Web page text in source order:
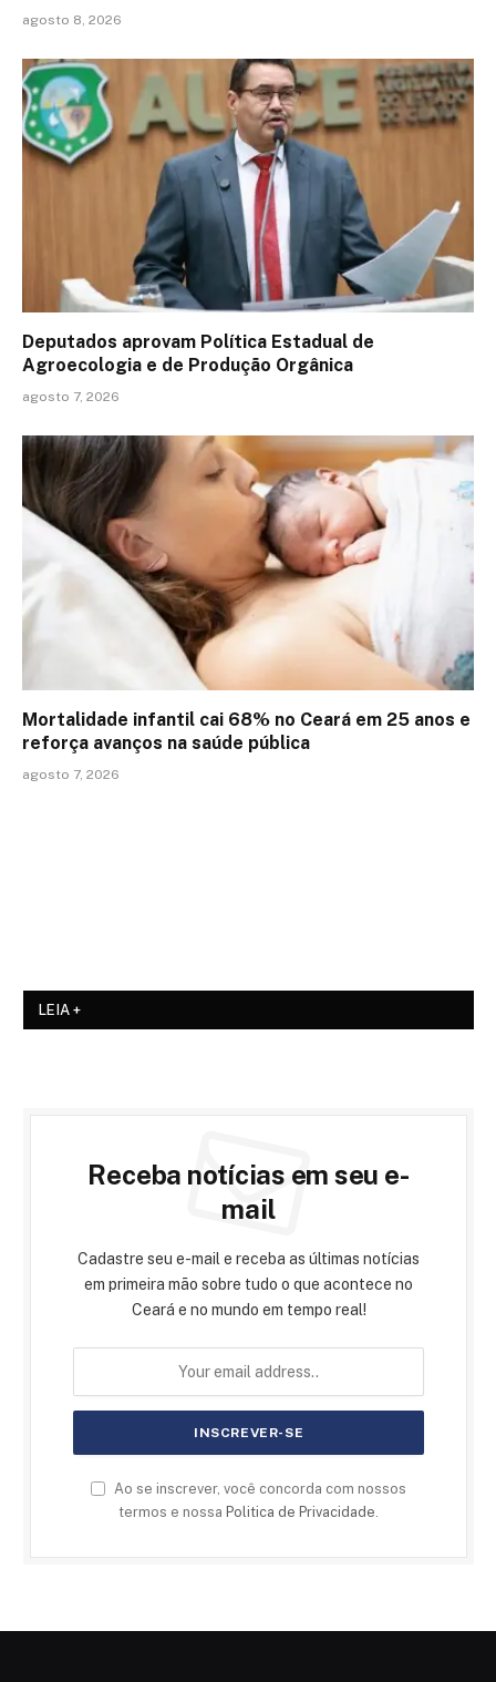
agosto 8, 2026
Deputados aprovam Política Estadual de
Agroecologia e de Produção Orgânica
agosto 7, 2026
Mortalidade infantil cai 68% no Ceará em 25 anos e
reforça avanços na saúde pública
agosto 7, 2026
LEIA +
Receba notícias em seu e-
mail
Cadastre seu e-mail e receba as últimas notícias
em primeira mão sobre tudo o que acontece no
Ceará e no mundo em tempo real!
Ao se inscrever, você concorda com nossos
termos e nossa Politica de Privacidade